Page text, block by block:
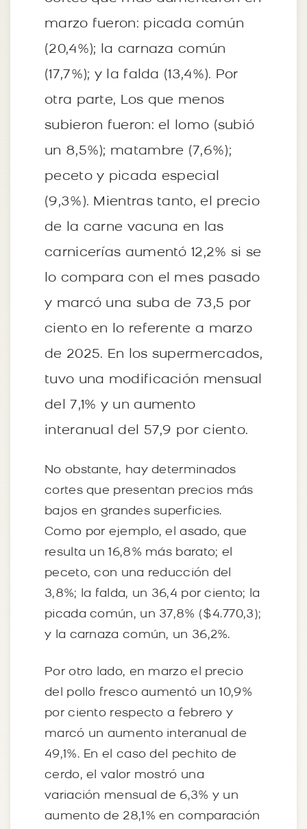
marzo fueron: picada común
(20,4%); la carnaza común
(17,7%); y la falda (13,4%). Por
otra parte, Los que menos
subieron fueron: el lomo (subió
un 8,5%); matambre (7,6%);
peceto y picada especial
(9,3%). Mientras tanto, el precio
de la carne vacuna en las
carnicerías aumentó 12,2% si se
lo compara con el mes pasado
y marcó una suba de 73,5 por
ciento en lo referente a marzo
de 2025. En los supermercados,
tuvo una modificación mensual
del 7,1% y un aumento
interanual del 57,9 por ciento.
No obstante, hay determinados
cortes que presentan precios más
bajos en grandes superficies.
Como por ejemplo, el asado, que
resulta un 16,8% más barato; el
peceto, con una reducción del
3,8%; la falda, un 36,4 por ciento; la
picada común, un 37,8% ($4.770,3);
y la carnaza común, un 36,2%.
Por otro lado, en marzo el precio
del pollo fresco aumentó un 10,9%
por ciento respecto a febrero y
marcó un aumento interanual de
49,1%. En el caso del pechito de
cerdo, el valor mostró una
variación mensual de 6,3% y un
aumento de 28,1% en comparación